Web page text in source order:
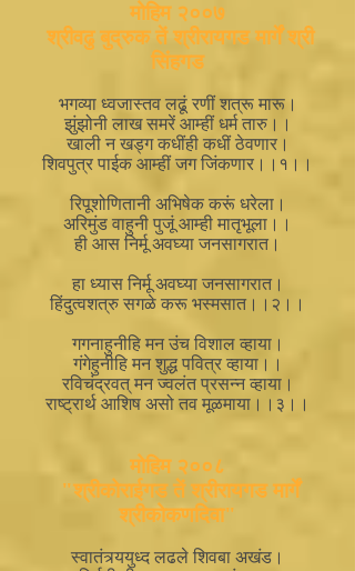
मोहिम २००७
श्रीवढु बुद्रुक तें श्रीरायगड मार्गें श्री
सिंहगड
भगव्या ध्वजास्तव लढूं रणीं शत्रू मारू।
झुंझोनी लाख समरें आम्हीं धर्म तारु।।
खाली न खड्ग कधींही कधीं ठेवणार।
शिवपुत्र पाईक आम्हीं जग जिंकणार।।१।।
रिपूशोणितानी अभिषेक करूं धरेला।
अरिमुंड वाहुनी पुजूं आम्ही मातृभूला।।
ही आस निर्मू अवघ्या जनसागरात।
हा ध्यास निर्मू अवघ्या जनसागरात।
हिंदुत्वशत्रु सगळे करू भस्मसात।।२।।
गगनाहुनीहि मन उंच विशाल व्हाया।
गंगेहुनीहि मन शुद्ध पवित्र व्हाया।।
रविचंद्रवत् मन ज्वलंत प्रसन्न व्हाया।
राष्ट्रार्थ आशिष असो तव मूळमाया।।३।।
मोहिम २००८
"श्रीकोराईगड तें श्रीरायगड मार्गें
श्रीकोकणदिवा"
स्वातंत्र्ययुध्द लढले शिवबा अखंड।